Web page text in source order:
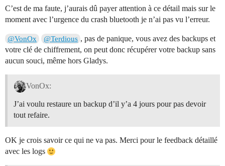
C’est de ma faute, j’aurais dû payer attention à ce détail mais sur le
moment avec l’urgence du crash bluetooth je n’ai pas vu l’erreur.
@VonOx @Terdious , pas de panique, vous avez des backups et
votre clé de chiffrement, on peut donc récupérer votre backup sans
aucun souci, même hors Gladys.
VonOx:
J’ai voulu restaure un backup d’il y’a 4 jours pour pas devoir
tout refaire.
OK je crois savoir ce qui ne va pas. Merci pour le feedback détaillé
avec les logs